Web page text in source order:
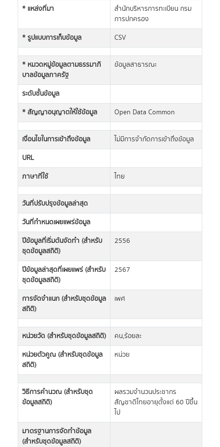
* แหล่งที่มา
สำนักบริหารการทะเบียน กรม
การปกครอง
* รูปแบบการเก็บข้อมูล
CSV
* หมวดหมู่ข้อมูลตามธรรมาภิ
บาลข้อมูลภาครัฐ
ข้อมูลสาธารณะ
ระดับชั้นข้อมูล
* สัญญาอนุญาตให้ใช้ข้อมูล
Open Data Common
เงื่อนไขในการเข้าถึงข้อมูล
ไม่มีการจำกัดการเข้าถึงข้อมูล
URL
ภาษาที่ใช้
ไทย
วันที่ปรับปรุงข้อมูลล่าสุด
วันที่กำหนดเผยแพร่ข้อมูล
ปีข้อมูลที่เริ่มต้นจัดทำ (สำหรับ
ชุดข้อมูลสถิติ)
2556
ปีข้อมูลล่าสุดที่เผยแพร่ (สำหรับ
ชุดข้อมูลสถิติ)
2567
การจัดจำแนก (สำหรับชุดข้อมูล
สถิติ)
เพศ
หน่วยวัด (สำหรับชุดข้อมูลสถิติ)
คน,ร้อยละ
หน่วยตัวคูณ (สำหรับชุดข้อมูล
สถิติ)
หน่วย
วิธีการคำนวณ (สำหรับชุด
ข้อมูลสถิติ)
ผลรวมจำนวนประชากร
สัญชาติไทยอายุตั้งแต่ 60 ปีขึ้น
ไป
มาตรฐานการจัดทำข้อมูล
(สำหรับชุดข้อมูลสถิติ)